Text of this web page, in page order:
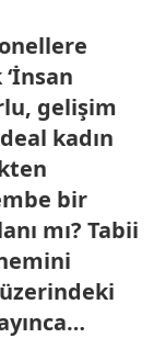
gelişim
kadın
bir
mı? Tabii